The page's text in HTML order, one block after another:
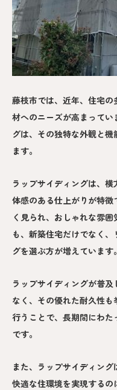
藤枝市では、近年、住宅
材へのニーズが高まって
グは、その独特な外観と
ます。
ラップサイディングは、
体感のある仕上がりが特
く見られ、おしゃれな雰
も、新築住宅だけでなく
グを選ぶ方が増えています。
ラップサイディングが普
なく、その優れた耐久性
行うことで、長期間にわ
です。
また、ラップサイディング
快適な住環境を実現する